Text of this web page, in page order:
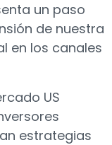
un paso
de nuestra
en los canales
US
estrategias